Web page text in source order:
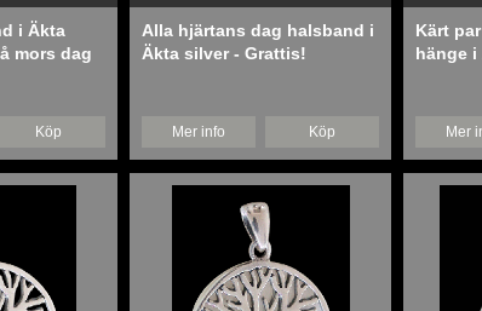
i Äkta
mors dag
Köp
Alla hjärtans dag halsband i
Äkta silver - Grattis!
Mer info Köp
Kärt
hänge i
Mer